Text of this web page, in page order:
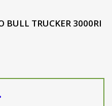
TRUCKER 3000RI